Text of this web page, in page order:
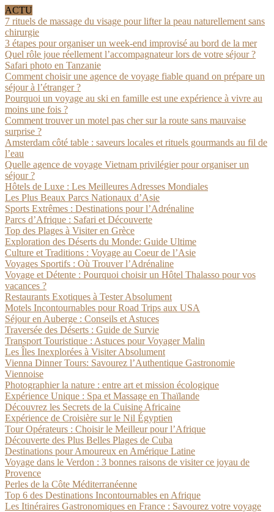
ACTU
7 rituels de massage du visage pour lifter la peau naturellement sans
chirurgie
3 étapes pour organiser un week-end improvisé au bord de la mer
Quel rôle joue réellement l’accompagnateur lors de votre séjour ?
Safari photo en Tanzanie
Comment choisir une agence de voyage fiable quand on prépare un
séjour à l’étranger ?
Pourquoi un voyage au ski en famille est une expérience à vivre au
moins une fois ?
Comment trouver un motel pas cher sur la route sans mauvaise
surprise ?
Amsterdam côté table : saveurs locales et rituels gourmands au fil de
l’eau
Quelle agence de voyage Vietnam privilégier pour organiser un
séjour ?
Hôtels de Luxe : Les Meilleures Adresses Mondiales
Les Plus Beaux Parcs Nationaux d’Asie
Sports Extrêmes : Destinations pour l’Adrénaline
Parcs d’Afrique : Safari et Découverte
Top des Plages à Visiter en Grèce
Exploration des Déserts du Monde: Guide Ultime
Culture et Traditions : Voyage au Coeur de l’Asie
Voyages Sportifs : Où Trouver l’Adrénaline
Voyage et Détente : Pourquoi choisir un Hôtel Thalasso pour vos
vacances ?
Restaurants Exotiques à Tester Absolument
Motels Incontournables pour Road Trips aux USA
Séjour en Auberge : Conseils et Astuces
Traversée des Déserts : Guide de Survie
Transport Touristique : Astuces pour Voyager Malin
Les Îles Inexplorées à Visiter Absolument
Vienna Dinner Tours: Savourez l’Authentique Gastronomie
Viennoise
Photographier la nature : entre art et mission écologique
Expérience Unique : Spa et Massage en Thaïlande
Découvrez les Secrets de la Cuisine Africaine
Expérience de Croisière sur le Nil Égyptien
Tour Opérateurs : Choisir le Meilleur pour l’Afrique
Découverte des Plus Belles Plages de Cuba
Destinations pour Amoureux en Amérique Latine
Voyage dans le Verdon : 3 bonnes raisons de visiter ce joyau de
Provence
Perles de la Côte Méditerranéenne
Top 6 des Destinations Incontournables en Afrique
Les Itinéraires Gastronomiques en France : Savourez votre voyage